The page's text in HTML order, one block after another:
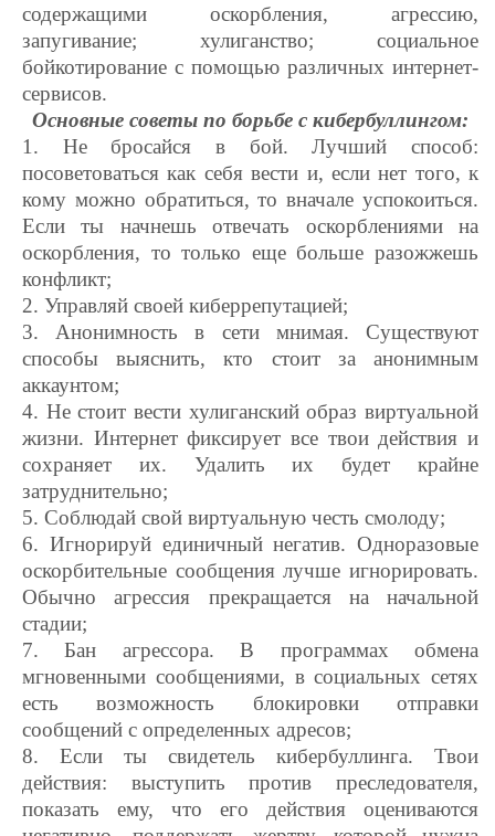
содержащими оскорбления, агрессию,
запугивание; хулиганство; социальное
бойкотирование с помощью различных интернет-
сервисов.
Основные советы по борьбе с кибербуллингом:
1. Не бросайся в бой. Лучший способ:
посоветоваться как себя вести и, если нет того, к
кому можно обратиться, то вначале успокоиться.
Если ты начнешь отвечать оскорблениями на
оскорбления, то только еще больше разожжешь
конфликт;
2. Управляй своей киберрепутацией;
3. Анонимность в сети мнимая. Существуют
способы выяснить, кто стоит за анонимным
аккаунтом;
4. Не стоит вести хулиганский образ виртуальной
жизни. Интернет фиксирует все твои действия и
сохраняет их. Удалить их будет крайне
затруднительно;
5. Соблюдай свой виртуальную честь смолоду;
6. Игнорируй единичный негатив. Одноразовые
оскорбительные сообщения лучше игнорировать.
Обычно агрессия прекращается на начальной
стадии;
7. Бан агрессора. В программах обмена
мгновенными сообщениями, в социальных сетях
есть возможность блокировки отправки
сообщений с определенных адресов;
8. Если ты свидетель кибербуллинга. Твои
действия: выступить против преследователя,
показать ему, что его действия оцениваются